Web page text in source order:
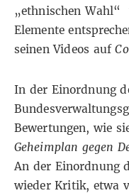
„ethnischen Wahl“
Elemente
seinen Videos auf
In der Einordnung
Bewertungen, wie
Geheimplan gegen
An der Einordnung
wieder Kritik, etwa